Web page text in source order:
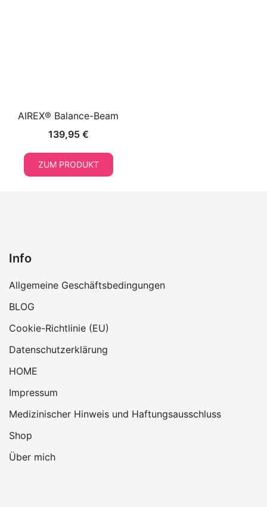
AIREX® Balance-Beam
139,95 €
ZUM PRODUKT
Info
Allgemeine Geschäftsbedingungen
BLOG
Cookie-Richtlinie (EU)
Datenschutzerklärung
HOME
Impressum
Medizinischer Hinweis und Haftungsausschluss
Shop
Über mich